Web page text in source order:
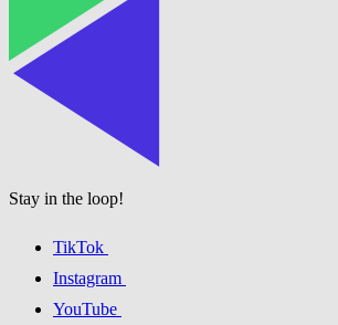
Stay in the loop!
TikTok
Instagram
YouTube